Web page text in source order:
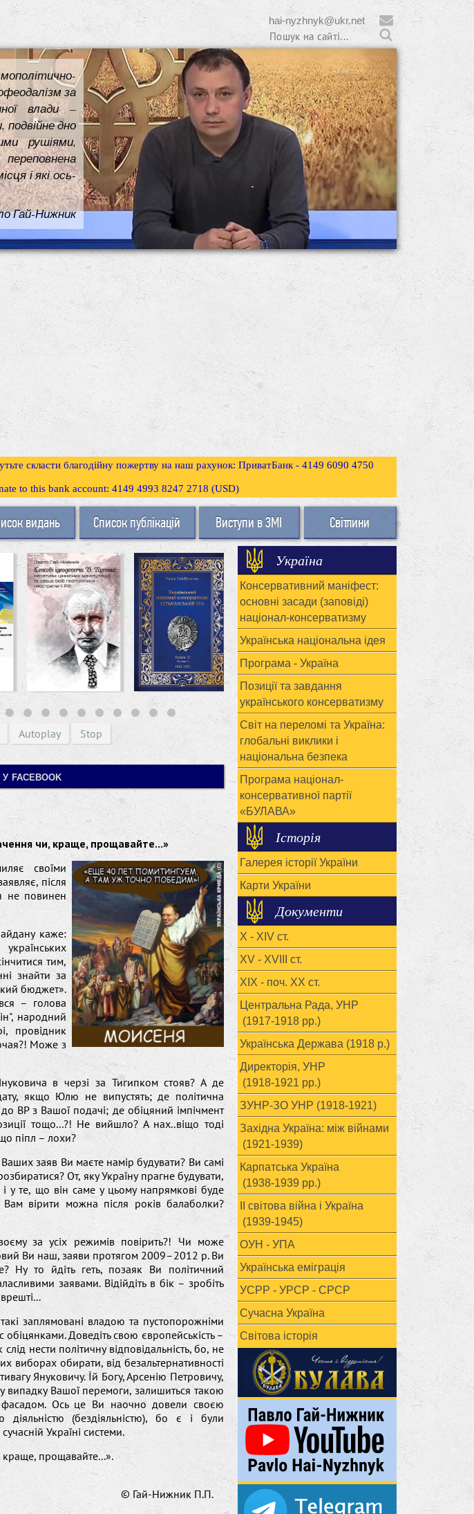
hai-nyzhnyk@ukr.net
за
влади –
дно
рушіями,
і які ось-
Гай-Нижник
скласти благодійну пожертву на наш рахунок: ПриватБанк - 4149 6090 4750
to this bank account: 4149 4993 8247 2718 (USD)
видань Список публікацій Виступи в ЗМІ Світлини
Autoplay Stop
facebook
чи, краще, прощавайте...»
своїми
після
не повинен
каже:
тим,
знайти за
бюджет».
– голова
народний
провідник
Може з
в черзі за Тигипком стояв? А де
якщо Юлю не випустять; де політична
ВР з Вашої подачі; де обіцяний імпічмент
тощо...?! Не вийшло? А нах..віщо тоді
піпл – лохи?
заяв Ви маєте намір будувати? Ви самі
От, яку Україну прагне будувати,
у те, що він саме у цьому напрямкові буде
вірити можна після років балаболки?
за усіх режимів повірить?! Чи може
Ви наш, заяви протягом 2009–2012 р. Ви
Ну то йдіть геть, позаяк Ви політичний
заявами. Відійдіть в бік – зробіть
заплямовані владою та пустопорожніми
Доведіть свою європейськість –
нести політичну відповідальність, бо, не
виборах обирати, від безальтернативності
Януковичу. Їй Богу, Арсенію Петровичу,
випадку Вашої перемоги, залишиться такою
Ось це Ви наочно довели своєю
(бездіяльністю), бо є і були
Україні системи.
прощавайте...».
© Гай-Нижник П.П.
Україна
Консервативний маніфест:
основні засади (заповіді)
націонал-консерватизму
Українська національна ідея
Програма - Україна
Позиції та завдання
українського консерватизму
Світ на переломі та Україна:
глобальні виклики і
національна безпека
Програма націонал-
консервативної партії
«БУЛАВА»
Історія
Галерея історії України
Карти України
Документи
X - XIV ст.
XV - XVIII ст.
ХІХ - поч. ХХ ст.
Центральна Рада, УНР
(1917-1918 рр.)
Українська Держава (1918 р.)
Директорія, УНР
(1918-1921 рр.)
ЗУНР-ЗО УНР (1918-1921)
Західна Україна: між війнами
(1921-1939)
Карпатська Україна
(1938-1939 рр.)
ІІ світова війна і Україна
(1939-1945)
ОУН - УПА
Українська еміграція
УСРР - УРСР - СРСР
Сучасна Україна
Світова історія